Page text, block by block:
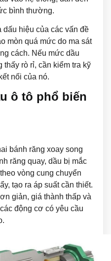
bình thường.
dấu hiệu của các vấn đề
mòn quá mức do ma sát
cách. Nếu mức dầu
rò rỉ, cần kiểm tra kỹ
nối của nó.
ô tô phổ biến
bánh răng xoay song
răng quay, dầu bị mắc
vòng cung chuyển
tạo ra áp suất cần thiết.
giản, giá thành thấp và
động cơ có yêu cầu